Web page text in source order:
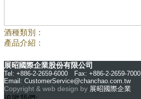
酒種類別：
產品介紹：
展昭國際企業股份有限公司
Tel: +886-2-2659-6000 Fax: +886-2-2659-7000
Email: CustomerService@chanchao.com.tw
Copyright & web design by 展昭國際企業